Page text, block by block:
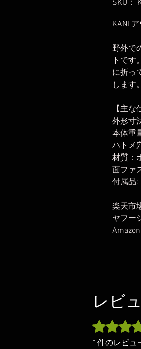
SKU：
KANI
野外で
トで
に折っ
します
【主な
外形寸
本体重
ハトメ
材質：
面ファ
付属品:
楽天市
ヤフー
レビ
5つ星のうち
1件のレビュ